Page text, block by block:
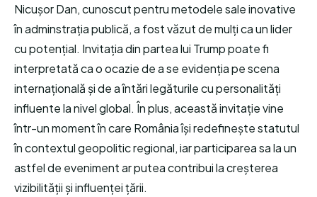
Nicușor Dan, cunoscut pentru metodele sale inovative
în adminstrația publică, a fost văzut de mulți ca un lider
cu potențial. Invitația din partea lui Trump poate fi
interpretată ca o ocazie de a se evidenția pe scena
internațională și de a întări legăturile cu personalități
influente la nivel global. În plus, această invitație vine
într-un moment în care România își redefinește statutul
în contextul geopolitic regional, iar participarea sa la un
astfel de eveniment ar putea contribui la creșterea
vizibilității și influenței țării.